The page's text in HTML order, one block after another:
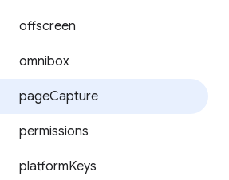
offscreen
omnibox
pageCapture
permissions
platformKeys